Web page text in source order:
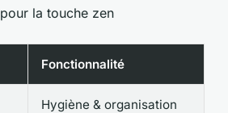
pour la touche zen
Fonctionnalité
Hygiène & organisation